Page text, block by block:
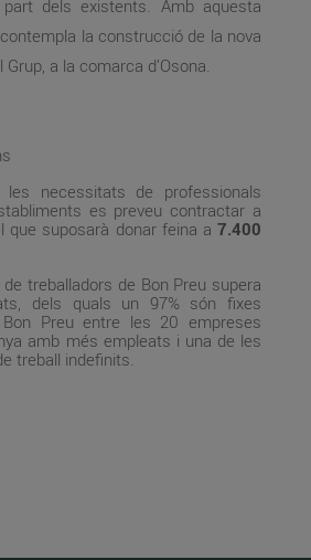
dels existents. Amb aquesta
la construcció de la nova
a la comarca d’Osona.
necessitats de professionals
es preveu contractar a
que suposarà donar feina a 7.400
de treballadors de Bon Preu supera
dels quals un 97% són fixes
Preu entre les 20 empreses
amb més empleats i una de les
treball indefinits.